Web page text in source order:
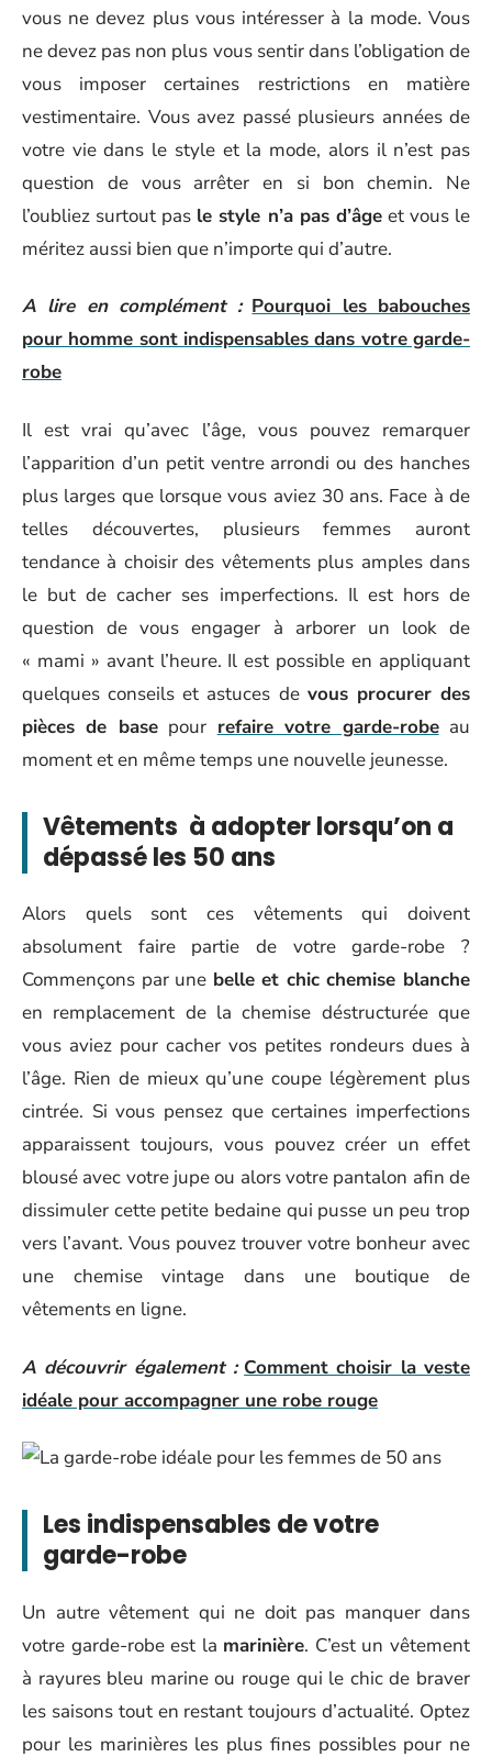
vous ne devez plus vous intéresser à la mode. Vous
ne devez pas non plus vous sentir dans l’obligation de
vous imposer certaines restrictions en matière
vestimentaire. Vous avez passé plusieurs années de
votre vie dans le style et la mode, alors il n’est pas
question de vous arrêter en si bon chemin. Ne
l’oubliez surtout pas le style n’a pas d’âgeet vous le
méritez aussi bien que n’importe qui d’autre.
A lire en complément : Pourquoi les babouches
pour homme sont indispensables dans votre garde-
robe
Il est vrai qu’avec l’âge, vous pouvez remarquer
l’apparition d’un petit ventre arrondi ou des hanches
plus larges que lorsque vous aviez 30 ans. Face à de
telles découvertes, plusieurs femmes auront
tendance à choisir des vêtements plus amples dans
le but de cacher ses imperfections. Il est hors de
question de vous engager à arborer un look de
« mami » avant l’heure. Il est possible en appliquant
quelques conseils et astuces de vous procurer des
pièces de basepour refaire votre garde-robeau
moment et en même temps une nouvelle jeunesse.
Vêtements à adopter lorsqu’on a
dépassé les 50 ans
Alors quels sont ces vêtements qui doivent
absolument faire partie de votre garde-robe ?
Commençons par une belle et chic chemise blanche
en remplacement de la chemise déstructurée que
vous aviez pour cacher vos petites rondeurs dues à
l’âge. Rien de mieux qu’une coupe légèrement plus
cintrée. Si vous pensez que certaines imperfections
apparaissent toujours, vous pouvez créer un effet
blousé avec votre jupe ou alors votre pantalon afin de
dissimuler cette petite bedaine qui pusse un peu trop
vers l’avant. Vous pouvez trouver votre bonheur avec
une chemise vintage dans une boutique de
vêtements en ligne.
A découvrir également : Comment choisir la veste
idéale pour accompagner une robe rouge
Les indispensables de votre
garde-robe
Un autre vêtement qui ne doit pas manquer dans
votre garde-robe est la marinière. C’est un vêtement
à rayures bleu marine ou rouge qui le chic de braver
les saisons tout en restant toujours d’actualité. Optez
pour les marinières les plus fines possibles pour ne